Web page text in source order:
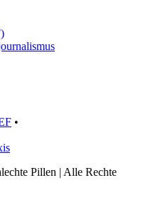
•
Pillen | Alle Rechte